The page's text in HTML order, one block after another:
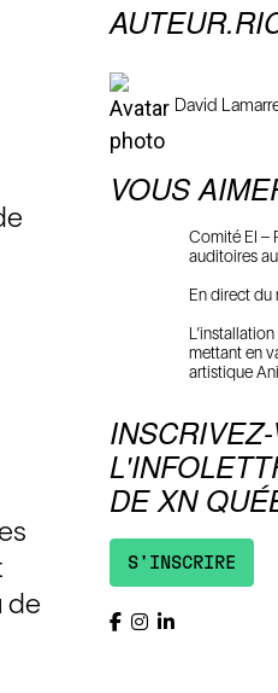
de
David
VOUS
Comité EI –
auditoires
En direct du
mettant en
artistique
DE XN
S'INSCRIRE